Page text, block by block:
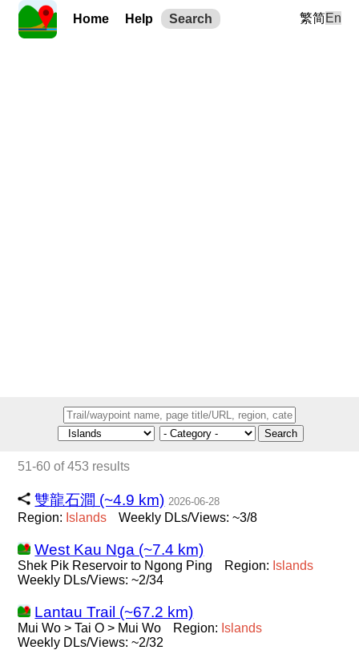
Home Help Search 繁简En
Search
51-60 of 453 results
雙龍石澗 (~4.9 km) 2026-06-28
Region: Islands Weekly DLs/Views: ~3/8
West Kau Nga (~7.4 km)
Shek Pik Reservoir to Ngong Ping Region: Islands
Weekly DLs/Views: ~2/34
Lantau Trail (~67.2 km)
Mui Wo > Tai O > Mui Wo Region: Islands
Weekly DLs/Views: ~2/32